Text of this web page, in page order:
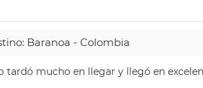
Baranoa - Colombia
tardó mucho en llegar y llegó en